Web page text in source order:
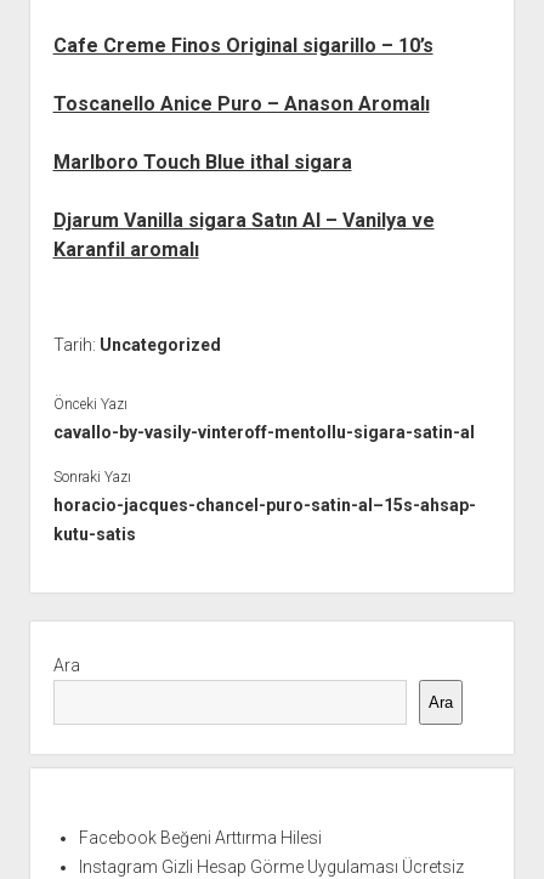
Cafe Creme Finos Original sigarillo – 10’s
Toscanello Anice Puro – Anason Aromalı
Marlboro Touch Blue ithal sigara
Djarum Vanilla sigara Satın Al – Vanilya ve
Karanfil aromalı
Tarih: Uncategorized
Önceki Yazı
cavallo-by-vasily-vinteroff-mentollu-sigara-satin-al
Sonraki Yazı
horacio-jacques-chancel-puro-satin-al–15s-ahsap-
kutu-satis
Menü
Ara
Ara
Facebook Beğeni Arttırma Hilesi
Instagram Gizli Hesap Görme Uygulaması Ücretsiz